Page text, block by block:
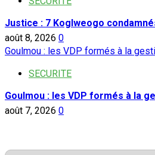
Justice : 7 Koglweogo
août 8, 2026 0
Goulmou : les VDP formés à la
SECURITE
Goulmou : les VDP formés à la
août 7, 2026 0